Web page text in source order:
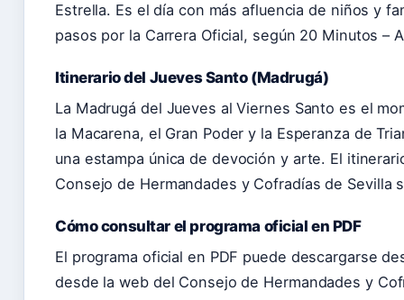
Estrella. Es el día con más afluencia de niños y
pasos por la Carrera Oficial, según 20 Minutos –
Itinerario del Jueves Santo (Madrugá)
La Madrugá del Jueves al Viernes Santo es el
la Macarena, el Gran Poder y la Esperanza de
una estampa única de devoción y arte. El
Consejo de Hermandades y Cofradías de Sevilla
Cómo consultar el programa oficial en PDF
El programa oficial en PDF puede descargarse
desde la web del Consejo de Hermandades y